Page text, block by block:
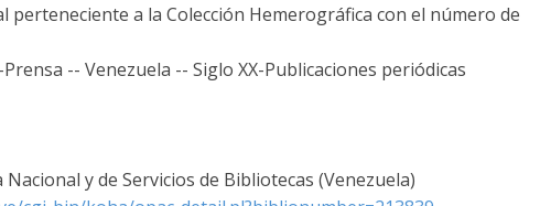
perteneciente a la Colección Hemerográfica con el número de
-- Venezuela -- Siglo XX-Publicaciones periódicas
y de Servicios de Bibliotecas (Venezuela)